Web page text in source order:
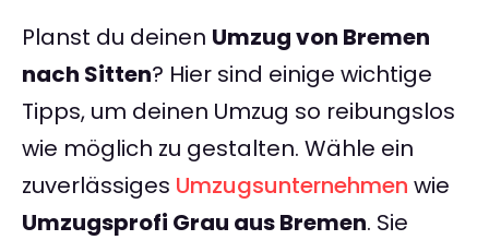
Planst du deinen Umzug von Bremen
nach Sitten? Hier sind einige wichtige
Tipps, um deinen Umzug so reibungslos
wie möglich zu gestalten. Wähle ein
zuverlässiges Umzugsunternehmen wie
Umzugsprofi Grau aus Bremen. Sie